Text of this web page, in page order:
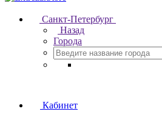
Санкт-Петербург
Назад
Города
Кабинет